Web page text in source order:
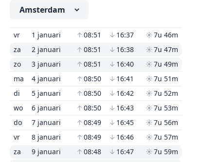
vr 1 januari ↑ 08:51 ↓ 16:37 ☀7u 46m
za
2 januari ↑ 08:51 ↓ 16:38 ☀7u 47m
zo
3 januari ↑ 08:51 ↓ 16:40 ☀7u 49m
ma
4 januari ↑ 08:50 ↓ 16:41 ☀7u 51m
di
5 januari ↑ 08:50 ↓ 16:42 ☀7u 52m
wo
6 januari ↑ 08:50 ↓ 16:43 ☀7u 53m
do
7 januari ↑ 08:49 ↓ 16:45 ☀7u 56m
vr
8 januari ↑ 08:49 ↓ 16:46 ☀7u 57m
za
9 januari ↑ 08:48 ↓ 16:47 ☀7u 59m